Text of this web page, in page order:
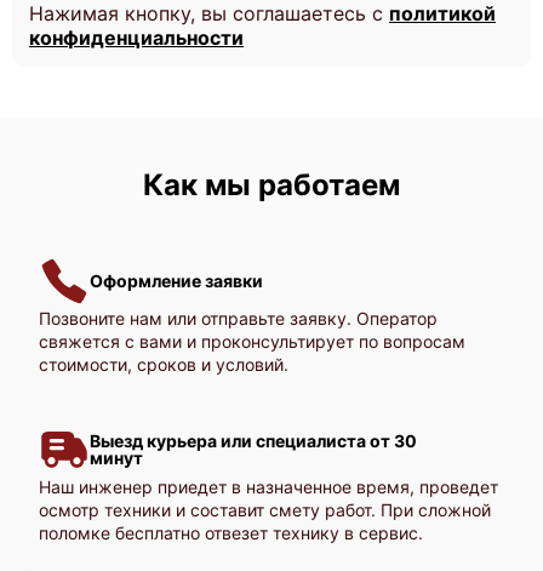
Нажимая кнопку, вы соглашаетесь с политикой
конфиденциальности
Как мы работаем
Оформление заявки
Позвоните нам или отправьте заявку. Оператор
свяжется с вами и проконсультирует по вопросам
стоимости, сроков и условий.
Выезд курьера или специалиста от 30
минут
Наш инженер приедет в назначенное время, проведет
осмотр техники и составит смету работ. При сложной
поломке бесплатно отвезет технику в сервис.